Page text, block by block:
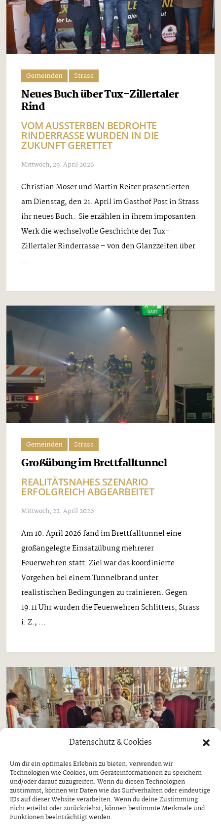
Datenschutz & Cookies
Um dir ein optimales Erlebnis zu bieten, verwenden wir
Technologien wie Cookies, um Geräteinformationen zu speichern
und/oder darauf zuzugreifen. Wenn du diesen Technologien
zustimmst, können wir Daten wie das Surfverhalten oder eindeutige
IDs auf dieser Website verarbeiten. Wenn du deine Zustimmung
nicht erteilst oder zurückziehst, können bestimmte Merkmale und
Funktionen beeinträchtigt werden.
Gemeinden Strass
Neues Buch über Tux-Zillertaler
Rind
VOM AUSSTERBEN BEDROHTE
RINDERRASSE WURDEN IN DIE
ZUKUNFT GERETTET
Mittwoch, 29. April 2026
Christian Moser und Martin Reiter präsentierten
am Dienstag, den 21. April im Gasthof Post in Strass
ihr neues Buch. Sie erzählen in ihrem imposanten
Werk die wechselvolle Geschichte der Tux-
Zillertaler Rinderrasse – von den Glanzzeiten über
...
Gemeinden Strass
Großübung im Brettfalltunnel
REALITÄTSNAHES SZENARIO
ERFOLGREICH ABGEARBEITET
Mittwoch, 22. April 2026
Am 10. April 2026 fand im Brettfalltunnel eine
großangelegte Einsatzübung mehrerer
Feuerwehren statt. Ziel war das koordinierte
Vorgehen bei einem Tunnelbrand unter
realistischen Bedingungen zu trainieren. Gegen
19.11 Uhr wurden die Feuerwehren Schlitters, Strass
i. Z., ...